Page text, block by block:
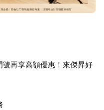
再享高額優惠！來傑昇好